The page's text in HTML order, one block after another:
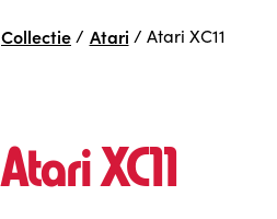
Collectie / Atari / Atari XC11
Atari XC11